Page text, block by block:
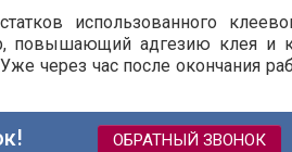
использованного
повышающий адгезию клея и
через час после окончания
ОБРАТНЫЙ ЗВОНОК